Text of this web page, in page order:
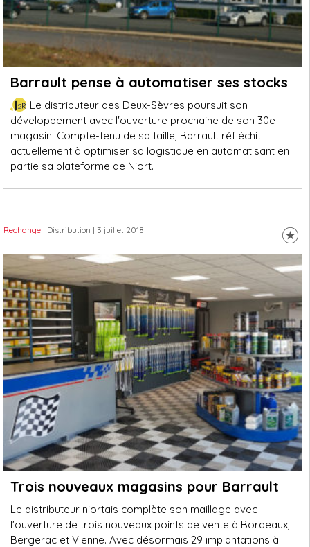
Barrault pense à automatiser ses stocks
Le distributeur des Deux-Sèvres poursuit son
développement avec l'ouverture prochaine de son 30e
magasin. Compte-tenu de sa taille, Barrault réfléchit
actuellement à optimiser sa logistique en automatisant en
partie sa plateforme de Niort.
Rechange | Distribution | 3 juillet 2018
Trois nouveaux magasins pour Barrault
Le distributeur niortais complète son maillage avec
l'ouverture de trois nouveaux points de vente à Bordeaux,
Bergerac et Vienne. Avec désormais 29 implantations à